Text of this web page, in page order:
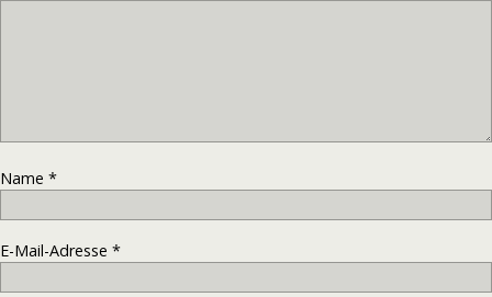
Name *
E-Mail-Adresse *